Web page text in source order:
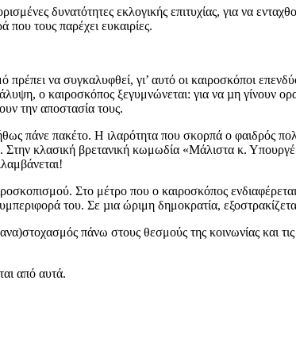
δυνατότητες εκλογικής επιτυχίας, για να
που τους παρέχει ευκαιρίες.
να συγκαλυφθεί, γι’ αυτό οι καιροσκόποι
ο καιροσκόπος ξεγυμνώνεται: για να µη γίνουν
την αποστασία τους.
πάνε πακέτο. Η ιλαρότητα που σκορπά ο φαιδρός
Στην κλασική βρετανική κωμωδία «Μάλιστα κ.
Στο μέτρο που ο καιροσκόπος
του. Σε µια ώριμη δημοκρατία,
πάνω στους θεσμούς της κοινωνίας και
από αυτά.